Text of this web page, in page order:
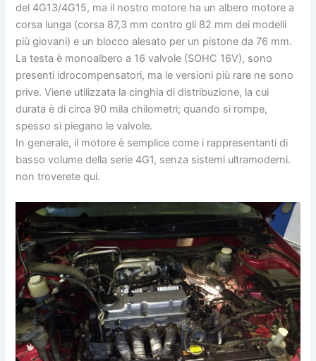
del 4G13/4G15, ma il nostro motore ha un albero motore a
corsa lunga (corsa 87,3 mm contro gli 82 mm dei modelli
più giovani) e un blocco alesato per un pistone da 76 mm.
La testa è monoalbero a 16 valvole (SOHC 16V), sono
presenti idrocompensatori, ma le versioni più rare ne sono
prive. Viene utilizzata la cinghia di distribuzione, la cui
durata è di circa 90 mila chilometri; quando si rompe,
spesso si piegano le valvole.
In generale, il motore è semplice come i rappresentanti di
basso volume della serie 4G1, senza sistemi ultramoderni.
non troverete qui.